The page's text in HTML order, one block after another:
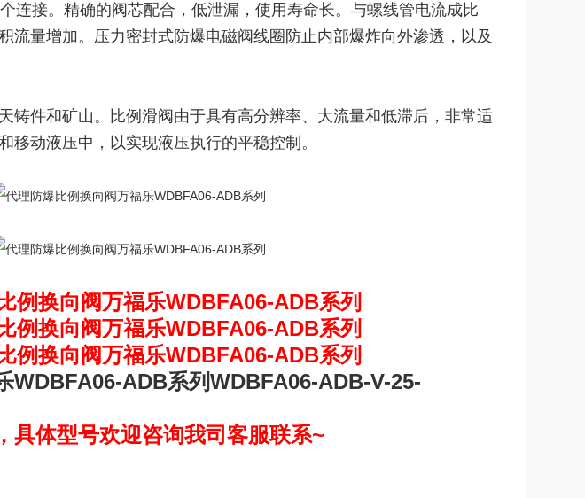
连接。精确的阀芯配合，低泄漏，使用寿命长。与螺线管电流成比
流量增加。压力密封式防爆电磁阀线圈防止内部爆炸向外渗透，以及
铸件和矿山。比例滑阀由于具有高分辨率、大流量和低滞后，非常适
移动液压中，以实现液压执行的平稳控制。
WDBFA06-ADB系列WDBFA06-ADB-V-25-
具体型号欢迎咨询我司客服联系~